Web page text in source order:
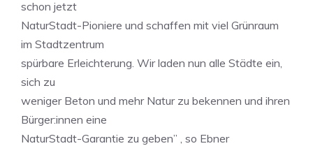
schon jetzt
NaturStadt-Pioniere und schaffen mit viel Grünraum
im Stadtzentrum
spürbare Erleichterung. Wir laden nun alle Städte ein,
sich zu
weniger Beton und mehr Natur zu bekennen und ihren
Bürger:innen eine
NaturStadt-Garantie zu geben” , so Ebner